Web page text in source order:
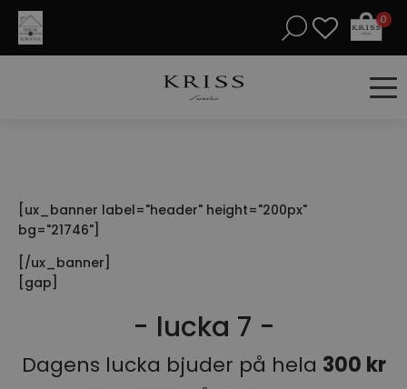
0
[ux_banner label="header" height="200px"
bg="21746"]
[/ux_banner]
[gap]
- lucka 7 -
Dagens lucka bjuder på hela 300 kr